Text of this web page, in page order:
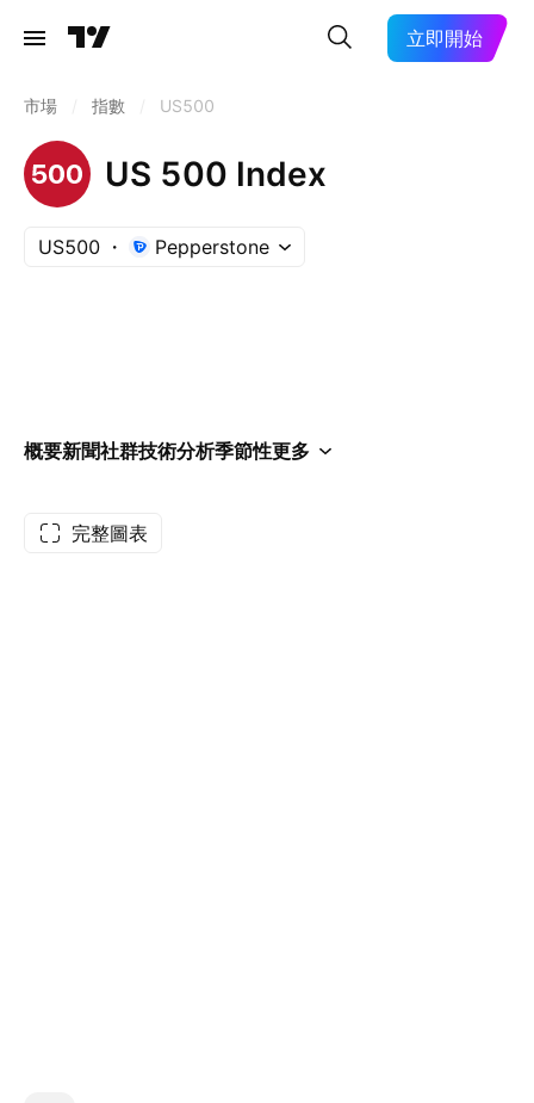
立即開始
市場 指數 US500
US 500 Index
US500 Pepperstone
概要新聞社群技術分析季節性更多
完整圖表